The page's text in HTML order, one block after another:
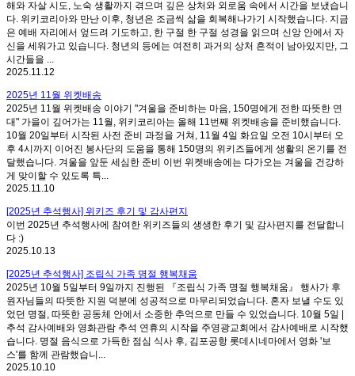
해와 자살 시도, 노숙 생활까지 겪으며 깊은 상처와 외로움 속에서 시간을 보냈습니
다. 위키코리아와 만난 이후, 청년은 조금씩 삶을 회복해나가기 시작했습니다. 지금
은 예배 자리에서 엎드려 기도하고, 한 구절 한 구절 성경을 읽으며 신앙 안에서 자
신을 세워가고 있습니다. 청년의 등에는 여전히 과거의 상처 흔적이 남아있지만, 그
시간들을 ...
2025.11.12
2025년 11월 위켓배송
2025년 11월 위켓배송 이야기 "겨울을 준비하는 마음, 150명에게 전한 따뜻한 연
대" 가을이 깊어가는 11월, 위키코리아는 올해 11번째 위켓배송을 준비했습니다.
10월 20일부터 시작된 사전 준비 과정을 거쳐, 11월 4일 화요일 오전 10시부터 오
후 4시까지 이어진 봉사단의 도움을 통해 150명의 위키즈들에게 생활의 온기를 전
달했습니다. 겨울을 앞둔 세심한 준비 이번 위켓배송에는 다가오는 겨울을 건강하
게 맞이할 수 있도록 특...
2025.11.10
[2025년 추석행사] 위키즈 후기 및 감사편지
이번 2025년 추석행사에 참여한 위키즈들의 생생한 후기 및 감사편지를 전달합니
다 :)
2025.10.13
[2025년 추석행사] 조립식 가족 명절 행복채움
2025년 10월 5일부터 9일까지 진행된 『조립식 가족 명절 행복채움』 행사가 후
원자님들의 따뜻한 지원 덕분에 성공적으로 마무리되었습니다. 혼자 보낼 수도 있
었던 명절, 따뜻한 공동체 안에서 소중한 추억으로 만들 수 있었습니다. 10월 5일 |
추석 감사예배와 영화관람 추석 연휴의 시작을 주영광교회에서 감사예배로 시작했
습니다. 명절 음식으로 가득한 점심 식사 후, 김포공항 롯데시네마에서 영화 '보
스'를 함께 관람했습니...
2025.10.10